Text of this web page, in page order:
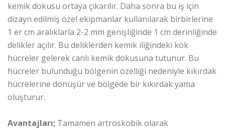
kemik dokusu ortaya çıkarılır. Daha sonra bu iş için
dizayn edilmiş özel ekipmanlar kullanılarak birbirlerine
1 er cm aralıklarla 2-2 mm genişliğinde 1 cm derinliğinde
delikler açılır. Bu deliklerden kemik iliğindeki kök
hücreler gelerek canlı kemik dokusuna tutunur. Bu
hücreler bulunduğu bölgenin özelliği nedeniyle kıkırdak
hücrelerine dönüşür ve bölgede bir kıkırdak yama
oluşturur.
Avantajları; Tamamen artroskobik olarak